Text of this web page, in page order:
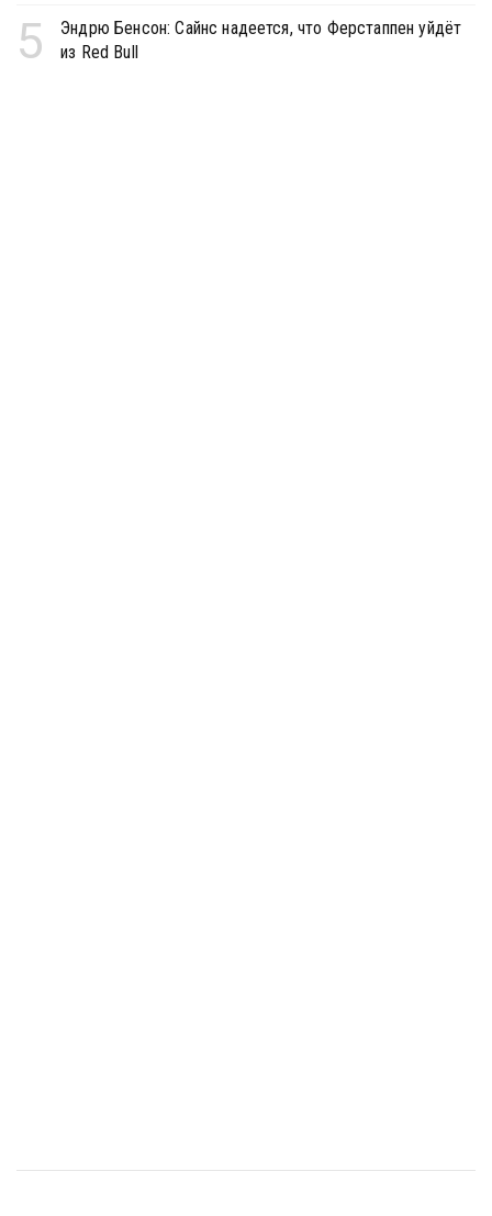
5
Эндрю Бенсон: Сайнс надеется, что Ферстаппен уйдёт
из Red Bull